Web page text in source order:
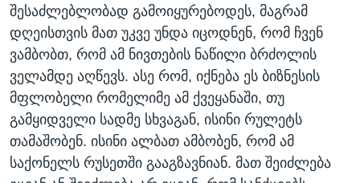
შესაძლებლობად გამოიყურებოდეს, მაგრამ
დღეისთვის მათ უკვე უნდა იცოდნენ, რომ ჩვენ
ვამბობთ, რომ ამ ნივთების ნაწილი ბრძოლის
ველამდე აღწევს. ასე რომ, იქნება ეს ბიზნესის
მფლობელი რომელიმე ამ ქვეყანაში, თუ
გამყიდველი სადმე სხვაგან, ისინი რულეტს
თამაშობენ. ისინი ალბათ ამბობენ, რომ ამ
საქონელს რუსეთში გააგზავნიან. მათ შეიძლება